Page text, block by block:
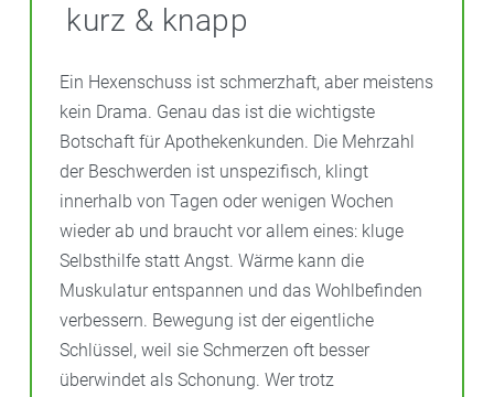
kurz & knapp
Ein Hexenschuss ist schmerzhaft, aber meistens
kein Drama. Genau das ist die wichtigste
Botschaft für Apothekenkunden. Die Mehrzahl
der Beschwerden ist unspezifisch, klingt
innerhalb von Tagen oder wenigen Wochen
wieder ab und braucht vor allem eines: kluge
Selbsthilfe statt Angst. Wärme kann die
Muskulatur entspannen und das Wohlbefinden
verbessern. Bewegung ist der eigentliche
Schlüssel, weil sie Schmerzen oft besser
überwindet als Schonung. Wer trotz